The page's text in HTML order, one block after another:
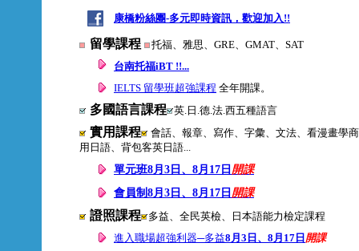
康橋粉絲團-多元即時資訊，歡迎加入!!
留學課程
托福、雅思、GRE、GMAT、SAT
台南托福iBT !!...
IELTS 留學班超強課程 全年開課。
多國語言課程 英.日.德.法.西五種語言
實用課程
會話、報章、寫作、字彙、文法、看漫畫學商
用日語、背包客英日語...
單元班8月3日、8月17日 開課
會員制8月3日、8月17日 開課
證照課程
多益、全民英檢、日本語能力檢定課程
進入職場超強利器─多益8月3日、8月17日 開課